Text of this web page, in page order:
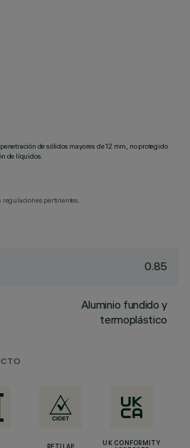
de sólidos mayores de 12 mm, no protegido
de líquidos.
pertinentes.
0.85
Aluminio fundido y
termoplástico
UK CONFORMITY